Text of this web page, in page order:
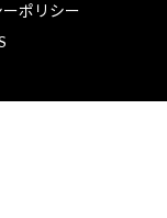
ポリシー